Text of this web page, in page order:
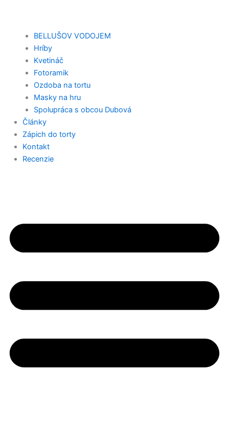
BELLUŠOV VODOJEM
Hríby
Kvetináč
Fotoramik
Ozdoba na tortu
Masky na hru
Spolupráca s obcou Dubová
Články
Zápich do torty
Kontakt
Recenzie